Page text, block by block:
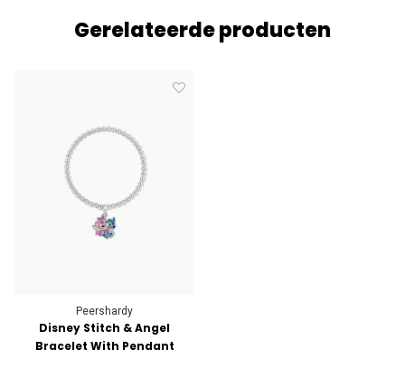
Gerelateerde producten
Peershardy
Disney Stitch & Angel
Bracelet With Pendant